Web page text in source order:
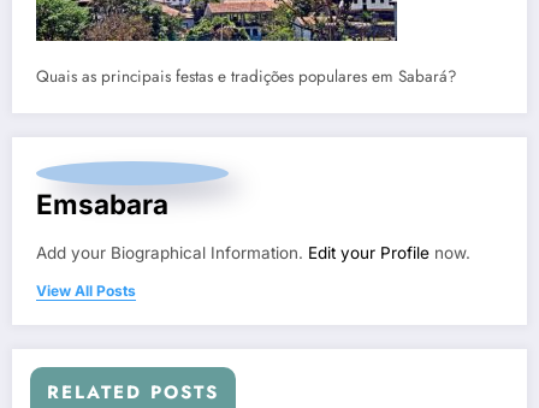
Quais as principais festas e tradições populares em Sabará?
Emsabara
Add your Biographical Information. Edit your Profile now.
View All Posts
RELATED POSTS